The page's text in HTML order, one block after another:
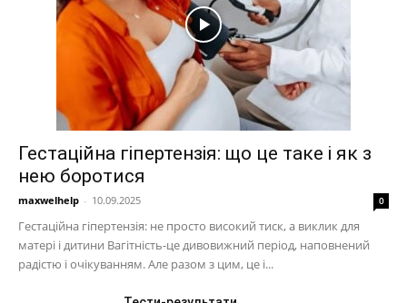
Гестаційна гіпертензія: що це таке і як з
нею боротися
maxwelhelp - 10.09.2025 0
Гестаційна гіпертензія: не просто високий тиск, а виклик для
матері і дитини Вагітність-це дивовижний період, наповнений
радістю і очікуванням. Але разом з цим, це і...